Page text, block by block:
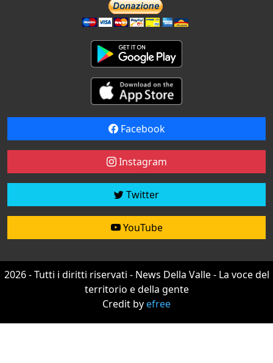
Facebook
Instagram
Twitter
YouTube
2026 - Tutti i diritti riservati - News Della Valle - La voce del
territorio e della gente
Credit byefree